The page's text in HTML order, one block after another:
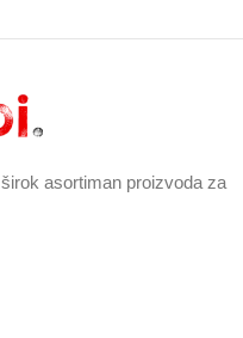
asortiman proizvoda za